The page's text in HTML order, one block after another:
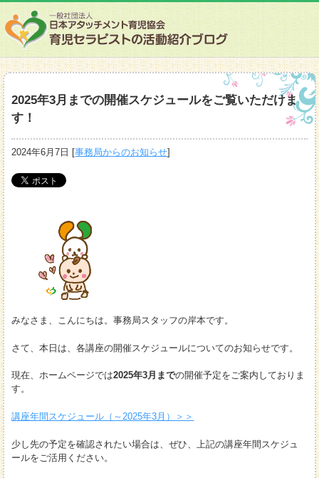
2025年3月までの開催スケジュールをご覧いただけま
す！
2024年6月7日 [事務局からのお知らせ]
みなさま、こんにちは。事務局スタッフの岸本です。
さて、本日は、各講座の開催スケジュールについてのお知らせです。
現在、ホームページでは2025年3月までの開催予定をご案内しておりま
す。
講座年間スケジュール（～2025年3月）＞＞
少し先の予定を確認されたい場合は、ぜひ、上記の講座年間スケジュ
ールをご活用ください。